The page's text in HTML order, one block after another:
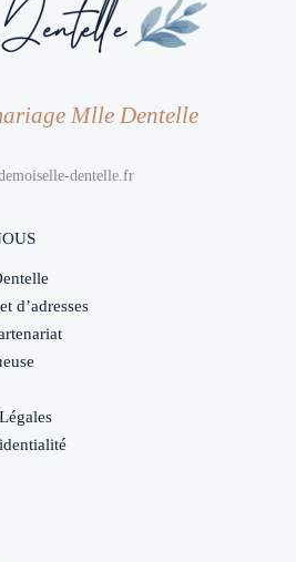
Mlle Dentelle
dentelle.fr
d’adresses